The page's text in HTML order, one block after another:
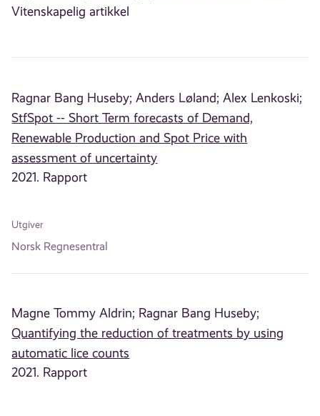
Vitenskapelig artikkel
Ragnar Bang Huseby; Anders Løland; Alex Lenkoski;
StfSpot -- Short Term forecasts of Demand,
Renewable Production and Spot Price with
assessment of uncertainty
2021. Rapport
Utgiver
Norsk Regnesentral
Magne Tommy Aldrin; Ragnar Bang Huseby;
Quantifying the reduction of treatments by using
automatic lice counts
2021. Rapport